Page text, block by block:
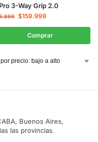
3-Way Grip 2.0
$159.999
Comprar
Buenos Aires,
las provincias.